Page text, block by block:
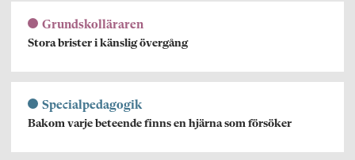
Grundskolläraren
Stora brister i känslig övergång
Specialpedagogik
Bakom varje beteende finns en hjärna som försöker